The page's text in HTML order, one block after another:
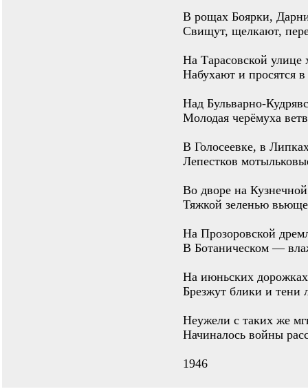
В рощах Боярки,
Свищут, щелкают,
На Тарасовской улице
Набухают и просятся в
Над Бульварно-
Молодая черёмуха
В Голосеевке, в
Лепестков
Во дворе на
Тяжкой зеленью
На Прозоровской
В Ботаническом —
На июньских
Брезжут блики и тени
Неужели с таких же
Начиналось войны
1946